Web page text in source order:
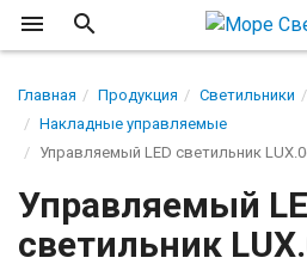
Главная Продукция Светильники
Накладные управляемые
Управляемый LED светильник
Управляемый
светильник